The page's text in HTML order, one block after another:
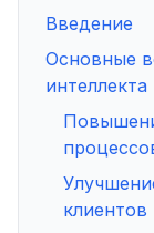
Введение
Основные
интеллекта
клиентов